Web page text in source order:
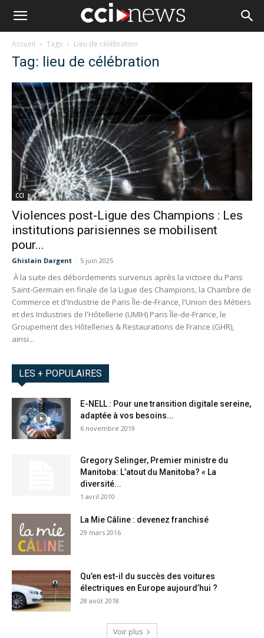
Accueil Tags Lieu de célébration
Tag: lieu de célébration
CCI
Violences post-Ligue des Champions : Les
institutions parisiennes se mobilisent
pour...
Ghislain Dargent - 5 juin 2025
À la suite des débordements survenus après la victoire du Paris
Saint-Germain en finale de la Ligue des Champions, la Chambre de
Commerce et d'Industrie de Paris Île-de-France, l'Union des Métiers
et des Industries de l'Hôtellerie (UMIH) Paris Île-de-France, le
Groupement des Hôtelleries & Restaurations de France (GHR),
ainsi...
LES + POPULAIRES
E-NELL : Pour une transition digitale sereine,
adaptée à vos besoins...
6 novembre 2019
Gregory Selinger, Premier ministre du
Manitoba: L’atout du Manitoba? « La
diversité...
1 avril 2010
La Mie Câline : devenez franchisé
29 mars 2016
Qu’en est-il du succès des voitures
électriques en Europe aujourd’hui ?
28 août 2018
Voir plus